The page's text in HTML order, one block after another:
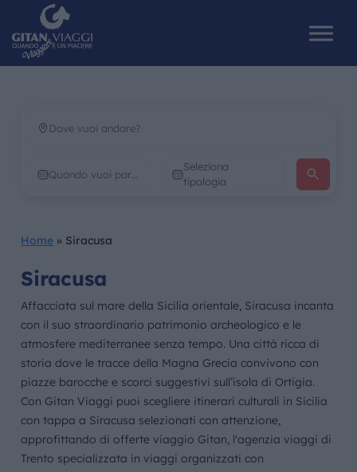
Seleziona
tipologia
CHI SIAMO
IL MONDO GITAN
CONTATTI
Home » Siracusa
Siracusa
Affacciata sul mare della Sicilia orientale, Siracusa incanta
con il suo straordinario patrimonio archeologico e le
atmosfere mediterranee senza tempo. Una città ricca di
storia dove le tracce della Magna Grecia convivono con
piazze barocche e scorci suggestivi sull’isola di Ortigia.
Con Gitan Viaggi puoi scegliere itinerari culturali in Sicilia
con tappa a Siracusa selezionati con attenzione,
approfittando di offerte viaggio Gitan, l'agenzia viaggi di
Trento specializzata in viaggi organizzati con